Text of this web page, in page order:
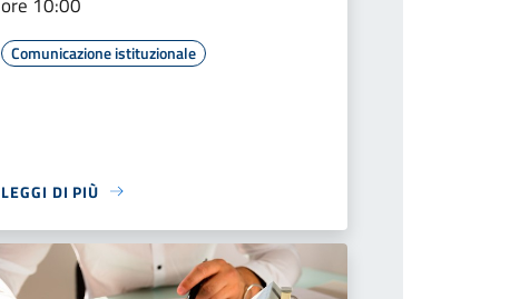
Comunicazione istituzionale
LEGGI DI PIÙ